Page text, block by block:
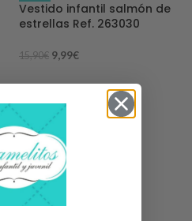
Vestido infantil salmón de
estrellas Ref. 263030
15,90€ 9,99€